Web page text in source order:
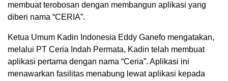
membuat terobosan dengan membangun aplikasi yang
diberi nama “CERIA”.
Ketua Umum Kadin Indonesia Eddy Ganefo mengatakan,
melalui PT Ceria Indah Permata, Kadin telah membuat
aplikasi pertama dengan nama “Ceria”. Aplikasi ini
menawarkan fasilitas menabung lewat aplikasi kepada